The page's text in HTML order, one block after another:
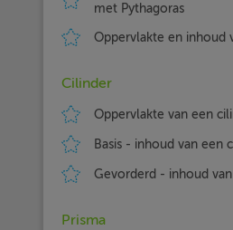
met Pythagoras
Oppervlakte en inhoud
Cilinder
Oppervlakte van een
Basis - inhoud van een
Gevorderd - inhoud
Prisma